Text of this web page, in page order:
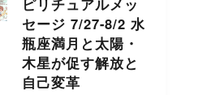
ピリチュアルメッ
セージ 7/27-8/2 水
瓶座満月と太陽・
木星が促す解放と
自己変革